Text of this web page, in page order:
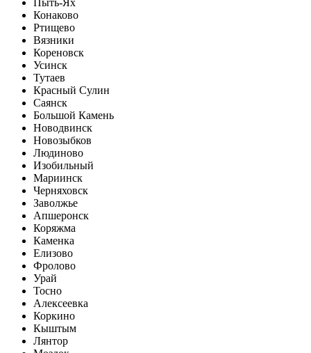
Пыть-Ях
Конаково
Ртищево
Вязники
Кореновск
Усинск
Тутаев
Красный Сулин
Саянск
Большой Камень
Новодвинск
Новозыбков
Людиново
Изобильный
Мариинск
Черняховск
Заволжье
Апшеронск
Коряжма
Каменка
Елизово
Фролово
Урай
Тосно
Алексеевка
Коркино
Кыштым
Лянтор